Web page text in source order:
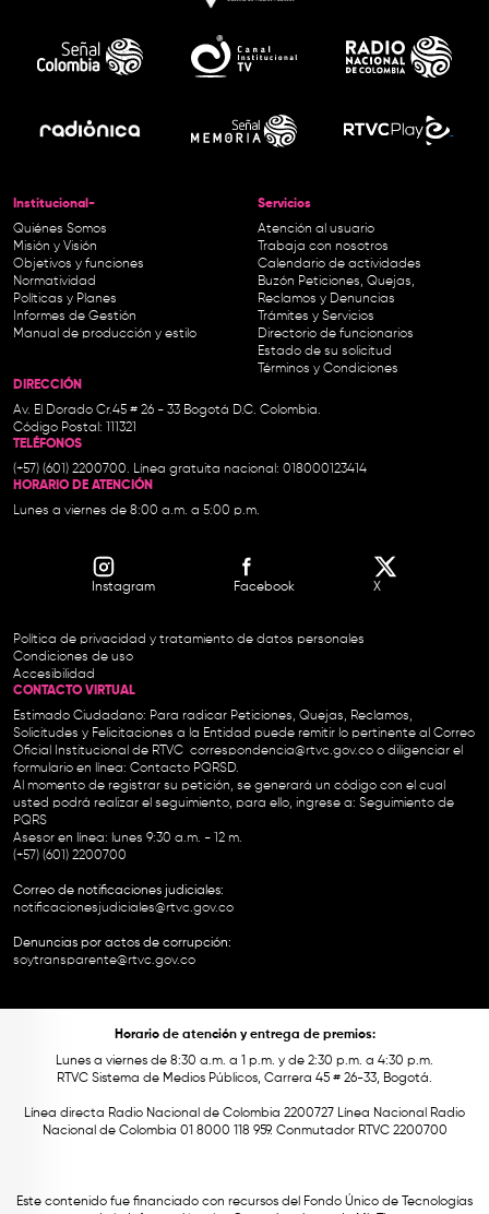
Institucional-
Quiénes Somos
Misión y Visión
Objetivos y funciones
Normatividad
Políticas y Planes
Informes de Gestión
Manual de producción y estilo
Servicios
Atención al usuario
Trabaja con nosotros
Calendario de actividades
Buzón Peticiones, Quejas,
Reclamos y Denuncias
Trámites y Servicios
Directorio de funcionarios
Estado de su solicitud
Términos y Condiciones
DIRECCIÓN
Av. El Dorado Cr.45 # 26 - 33 Bogotá D.C. Colombia.
Código Postal: 111321
TELÉFONOS
(+57) (601) 2200700. Línea gratuita nacional: 018000123414
HORARIO DE ATENCIÓN
Lunes a viernes de 8:00 a.m. a 5:00 p.m.
Instagram Facebook X
Política de privacidad y tratamiento de datos personales
Condiciones de uso
Accesibilidad
CONTACTO VIRTUAL
Estimado Ciudadano: Para radicar Peticiones, Quejas, Reclamos,
Solicitudes y Felicitaciones a la Entidad puede remitir lo pertinente al Correo
Oficial Institucional de RTVC correspondencia@rtvc.gov.co o diligenciar el
formulario en línea: Contacto PQRSD.
Al momento de registrar su petición, se generará un código con el cual
usted podrá realizar el seguimiento, para ello, ingrese a: Seguimiento de
PQRS
Asesor en línea: lunes 9:30 a.m. - 12 m.
(+57) (601) 2200700
Correo de notificaciones judiciales:
notificacionesjudiciales@rtvc.gov.co
Denuncias por actos de corrupción:
soytransparente@rtvc.gov.co
Horario de atención y entrega de premios:
Lunes a viernes de 8:30 a.m. a 1 p.m. y de 2:30 p.m. a 4:30 p.m.
RTVC Sistema de Medios Públicos, Carrera 45 # 26-33, Bogotá.
Línea directa Radio Nacional de Colombia 2200727 Línea Nacional Radio
Nacional de Colombia 01 8000 118 959. Conmutador RTVC 2200700
Este contenido fue financiado con recursos del Fondo Único de Tecnologías